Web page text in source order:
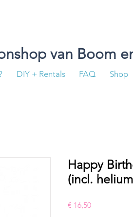
van Boom
DIY + Rentals FAQ Shop
Happy
(incl.
€ 16,50Prijs